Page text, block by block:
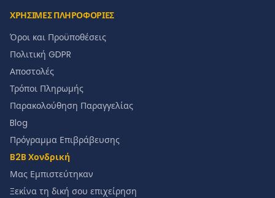
ΧΡΗΣΙΜΕΣ ΠΛΗΡΟΦΟΡΙΕΣ
Όροι και Προϋποθέσεις
Πολιτική GDPR
Αποστολές
Τρόποι Πληρωμής
Παρακολούθηση Παραγγελίας
Blog
Πρόγραμμα Επιβράβευσης
B2B Χονδρική
Μας Εμπιστεύτηκαν
Ξεκίνα τη δική σου επιχείρηση